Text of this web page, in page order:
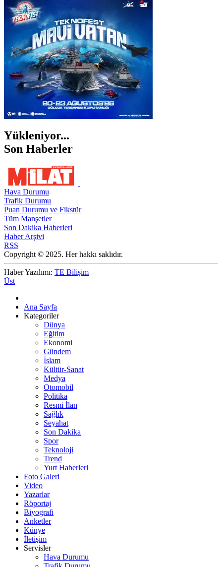
İZMİR
ŞANLIURFA
ŞIRNAK
Yükleniyor...
Son Haberler
Hava Durumu
Trafik Durumu
Puan Durumu ve Fikstür
Tüm Manşetler
Son Dakika Haberleri
Haber Arşivi
RSS
Copyright © 2025. Her hakkı saklıdır.
Haber Yazılımı: TE Bilişim
Üst
Ana Sayfa
Kategoriler
Dünya
Eğitim
Ekonomi
Gündem
İslam
Kültür-Sanat
Medya
Otomobil
Politika
Resmi İlan
Sağlık
Seyahat
Son Dakika
Spor
Teknoloji
Trend
Yurt Haberleri
Foto Galeri
Video
Yazarlar
Röportaj
Biyografi
Anketler
Künye
İletişim
Servisler
Hava Durumu